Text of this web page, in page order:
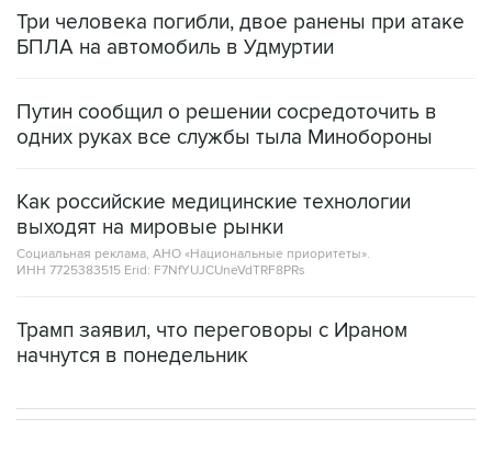
Три человека погибли, двое ранены при атаке
БПЛА на автомобиль в Удмуртии
Путин сообщил о решении сосредоточить в
одних руках все службы тыла Минобороны
Как российские медицинские технологии
выходят на мировые рынки
Социальная реклама, АНО «Национальные приоритеты».
ИНН 7725383515 Erid: F7NfYUJCUneVdTRF8PRs
Трамп заявил, что переговоры с Ираном
начнутся в понедельник